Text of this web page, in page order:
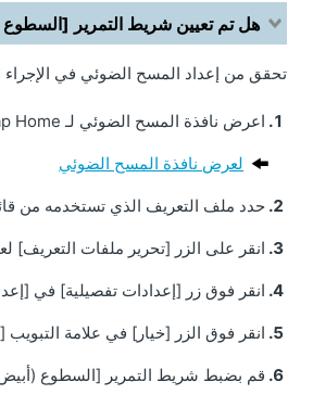
هل تم تعيين شريط التمرير
تحقق من إعداد المسح الضوئي في الإجراء
اعرض نافذة المسح الضوئي لـ ScanSnap Home على جهاز الكمبيوتر.
لعرض نافذة المسح الضوئي
حدد ملف التعريف الذي تستخدمه من
انقر على الزر [تحرير ملفات التعريف]
انقر فوق زر [إعدادات تفصيلية] في
انقر فوق الزر [خيار] في علامة
قم بضبط شريط التمرير [السطوع